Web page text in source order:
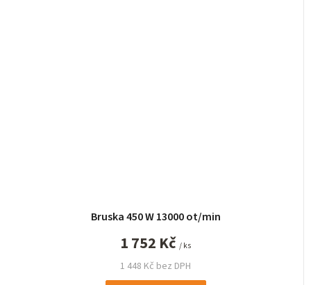
Bruska 450 W 13000 ot/min
1 448 Kč bez DPH
1 752 Kč / ks